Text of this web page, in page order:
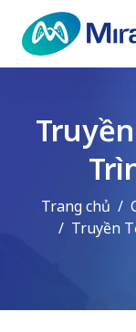
Trang chủ
Truyền